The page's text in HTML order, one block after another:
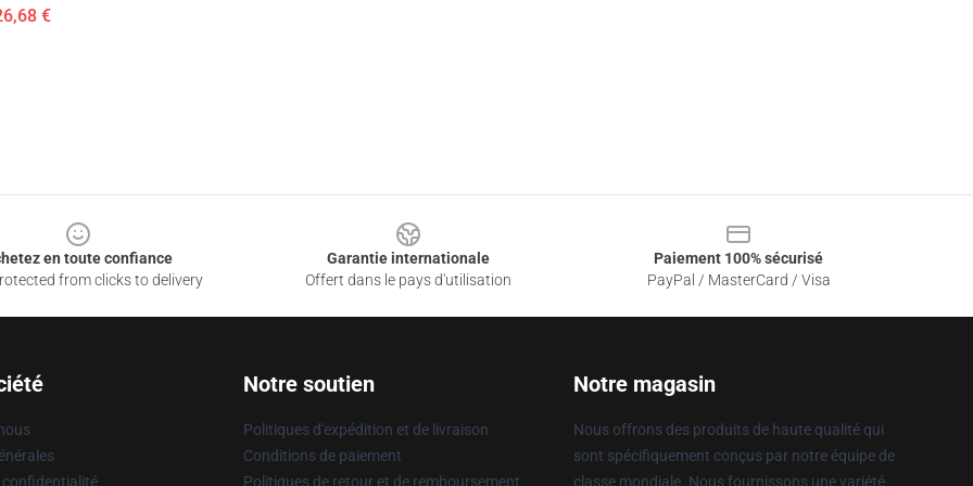
€
en toute confiance
from clicks to delivery
Garantie internationale
Offert dans le pays d'utilisation
Paiement 100% sécurisé
PayPal / MasterCard / Visa
confidentialité
Notre soutien
Politiques d'expédition et de livraison
Conditions de paiement
Politiques de retour et de remboursement
Notre magasin
Nous offrons des produits de haute qualité qui
sont spécifiquement conçus par notre équipe de
classe mondiale. Nous fournissons une variété